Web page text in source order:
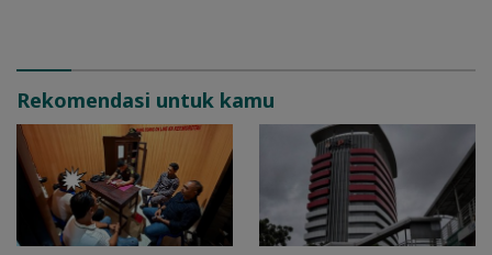
Rekomendasi untuk kamu